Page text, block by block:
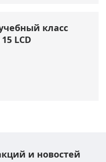
класс
LCD
и новостей